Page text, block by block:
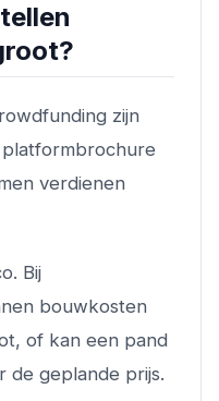
zijn
verdienen
Bij
bouwkosten
of kan een pand
de geplande prijs.